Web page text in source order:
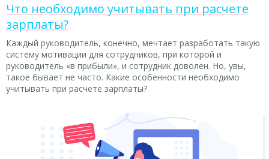
Что необходимо учитывать при расчете
зарплаты?
Каждый руководитель, конечно, мечтает разработать такую
систему мотивации для сотрудников, при которой и
руководитель «в прибыли», и сотрудник доволен. Но, увы,
такое бывает не часто. Какие особенности необходимо
учитывать при расчете зарплаты?